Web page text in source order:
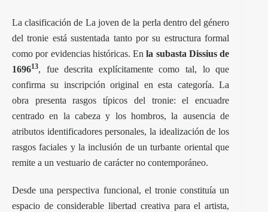
La clasificación de La joven de la perla dentro del género
del tronie está sustentada tanto por su estructura formal
como por evidencias históricas. Enla subasta Dissius de
169613, fue descrita explícitamente como tal, lo que
confirma su inscripción original en esta categoría. La
obra presenta rasgos típicos del tronie: el encuadre
centrado en la cabeza y los hombros, la ausencia de
atributos identificadores personales, la idealización de los
rasgos faciales y la inclusión de un turbante oriental que
remite a un vestuario de carácter no contemporáneo.
Desde una perspectiva funcional, el tronie constituía un
espacio de considerable libertad creativa para el artista,